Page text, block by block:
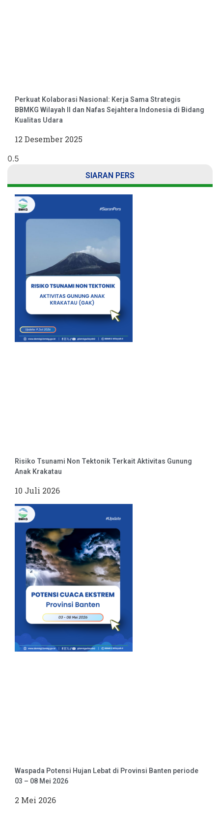
Perkuat Kolaborasi Nasional: Kerja Sama Strategis
BBMKG Wilayah II dan Nafas Sejahtera Indonesia di Bidang
Kualitas Udara
12 Desember 2025
SIARAN PERS
Risiko Tsunami Non Tektonik Terkait Aktivitas Gunung
Anak Krakatau
10 Juli 2026
Waspada Potensi Hujan Lebat di Provinsi Banten periode
03 – 08 Mei 2026
2 Mei 2026